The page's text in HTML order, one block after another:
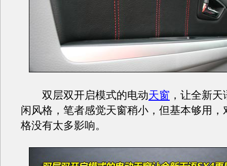
双层双开启模式的电动天窗 ，让全新
闲风格，笔者感觉天窗稍小，但基本够用，
格没有太多影响。